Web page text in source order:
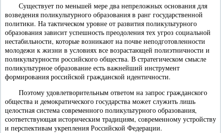
Существует по меньшей мере два непреложных основания для
возведения поликультурного образования в ранг государственной
политики. На тактическом уровне от развития поликультурного
образования зависит успешность преодоления тех угроз социальной
нестабильности, которые возникают на почве неподготовленности
молодежи к жизни в условиях все возрастающей полиэтничности и
поликультурности российского общества. В стратегическом смысле
поликультурное образование есть важнейший инструмент
формирования российской гражданской идентичности.
Поэтому удовлетворительным ответом на запрос гражданского
общества и демократического государства может служить лишь
целостная система современного поликультурного образования,
соответствующая историческим традициям, современному устройству
и перспективам укрепления Российской Федерации.